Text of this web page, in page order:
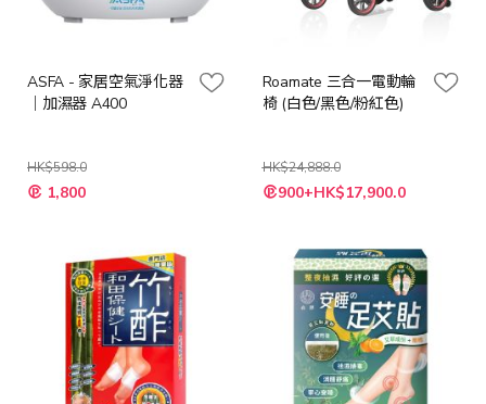
ASFA - 家居空氣淨化器
｜加濕器 A400
HK$598.0
特
殊 1,800
Roamate 三合一電動輪
椅 (白色/黑色/粉紅色)
HK$24,888.0
900+HK$17,900.0